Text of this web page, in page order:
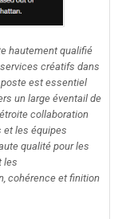
hautement qualifié
créatifs dans
est essentiel
un large éventail de
collaboration
et les équipes
qualité pour les
les
cohérence et finition